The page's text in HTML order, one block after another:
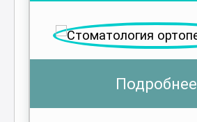
Подробнее